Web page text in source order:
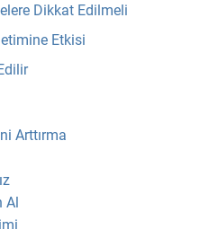
Dikkat Edilmeli
Etkisi
Arttırma
Al